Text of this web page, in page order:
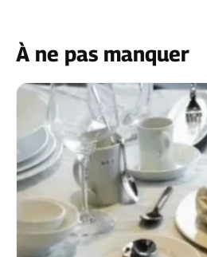
À ne pas manquer